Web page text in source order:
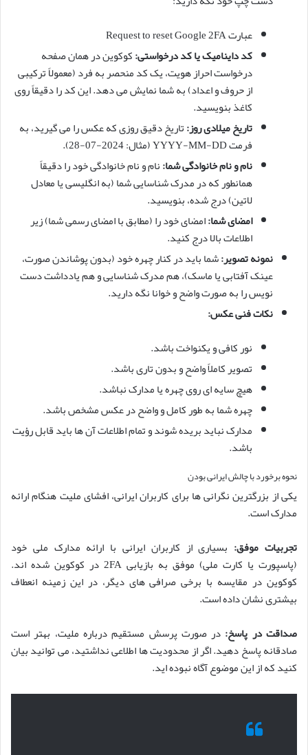
عبارت Request to reset Google 2FA
کد داینامیک یا کد درخواستی:کوکوین در همان صفحه
درخواست احراز هویت، یک کد منحصر به فرد (معمولاً ترکیبی
از حروف و اعداد) به شما نمایش می دهد. این کد را دقیقاً روی
کاغذ بنویسید.
تاریخ میلادی روز:تاریخ دقیق روزی که عکس را می گیرید، به
فرمت YYYY-MM-DD (مثال: 2024-07-28).
نام و نام خانوادگی شما:نام و نام خانوادگی خود را دقیقاً
همانطور که در مدرک شناسایی شما (به انگلیسی یا معادل
لاتین) درج شده، بنویسید.
امضای شما:امضای خود را (مطابق با امضای رسمی شما) زیر
اطلاعات بالا درج کنید.
نمونه تصویر:شما باید در کنار چهره خود (بدون پوشاندن صورت،
عینک آفتابی یا ماسک)، هم مدرک شناسایی و هم یادداشت دست
نویس را به صورت واضح و خوانا نگه دارید.
نکات فنی عکس:
نور کافی و یکنواخت باشد.
تصویر کاملاً واضح و بدون تاری باشد.
هیچ سایه ای روی چهره یا مدارک نباشد.
چهره شما به طور کامل و واضح در عکس مشخص باشد.
مدارک نباید بریده شوند و تمام اطلاعات آن ها باید قابل رؤیت
باشد.
نحوه برخورد با چالش ایرانی بودن
یکی از بزرگترین نگرانی ها برای کاربران ایرانی، افشای ملیت هنگام ارائه
مدارک است.
تجربیات موفق: بسیاری از کاربران ایرانی با ارائه مدارک ملی خود
(پاسپورت یا کارت ملی) موفق به بازیابی 2FA در کوکوین شده اند.
کوکوین در مقایسه با برخی صرافی های دیگر، در این زمینه انعطاف
بیشتری نشان داده است.
صداقت در پاسخ: در صورت پرسش مستقیم درباره ملیت، بهتر است
صادقانه پاسخ دهید. اگر از محدودیت ها اطلاعی نداشتید، می توانید بیان
کنید که از این موضوع آگاه نبوده اید.